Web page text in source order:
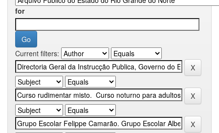
for
Current filters: